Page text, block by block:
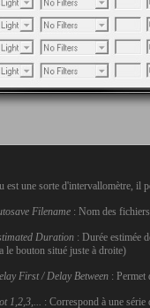
est une sorte d'intervallomètre, il
Filename : Nom des
Duration : Durée estimée
le bouton situé juste à droite)
First / Delay Between : Permet
1,2,3,... : Correspond à une série